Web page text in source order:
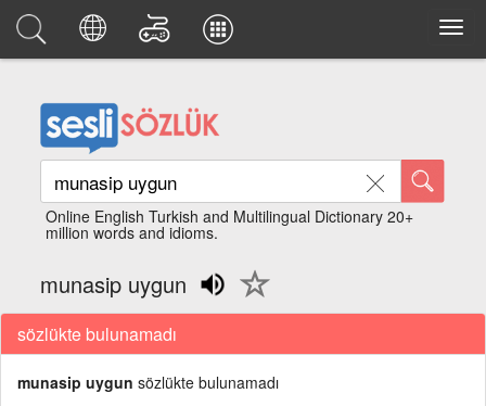
Online English Turkish and Multilingual Dictionary 20+
million words and idioms.
munasip uygun
sözlükte bulunamadı
munasip uygun sözlükte bulunamadı